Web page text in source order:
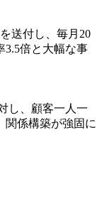
送付し、毎月20
3.5倍と大幅な事
し、顧客一人一
関係構築が強固に